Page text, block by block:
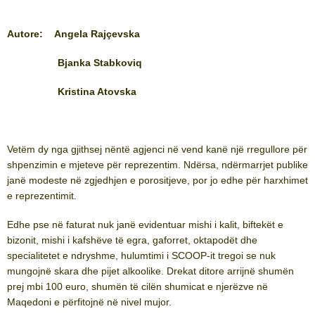
Autore: Angela Rajçevska
Bjanka Stabkoviq
Kristina Atovska
Vetëm dy nga gjithsej nëntë agjenci në vend kanë një rregullore për
shpenzimin e mjeteve për reprezentim. Ndërsa, ndërmarrjet publike
janë modeste në zgjedhjen e porositjeve, por jo edhe për harxhimet
e reprezentimit.
Edhe pse në faturat nuk janë evidentuar mishi i kalit, biftekët e
bizonit, mishi i kafshëve të egra, gaforret, oktapodët dhe
specialitetet e ndryshme, hulumtimi i SCOOP-it tregoi se nuk
mungojnë skara dhe pijet alkoolike. Drekat ditore arrijnë shumën
prej mbi 100 euro, shumën të cilën shumicat e njerëzve në
Maqedoni e përfitojnë në nivel mujor.